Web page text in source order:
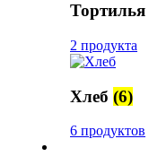
Тортилья
2 продукта
Хлеб (6)
6 продуктов